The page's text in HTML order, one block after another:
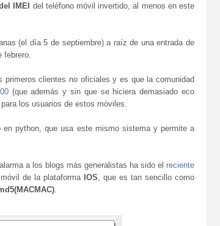
IMEI del teléfono móvil invertido, al menos en este
(el día 5 de septiembre) a raíz de una entrada de
clientes no oficiales y es que la comunidad
(que además y sin que se hiciera demasiado eco
los usuarios de estos móviles.
en python, que usa este mismo sistema y permite a
a los blogs más generalistas ha sido el reciente
de la plataforma IOS , que es tan sencillo como